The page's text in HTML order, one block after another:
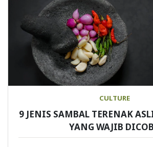
CULTURE
9 JENIS SAMBAL TERENAK
YANG WAJIB